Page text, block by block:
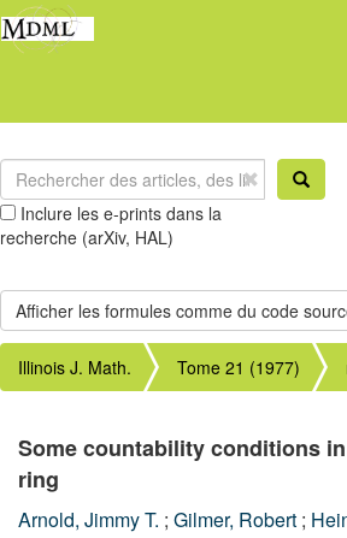
Inclure les e-prints dans la
recherche (arXiv, HAL)
Illinois J. Math. Tome 21 (1977)
Some countability conditions
ring
Arnold, Jimmy T. ; Gilmer, Robert ;